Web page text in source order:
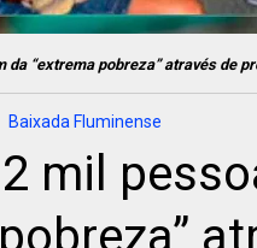
da “extrema pobreza” através de
Baixada Fluminense
mil